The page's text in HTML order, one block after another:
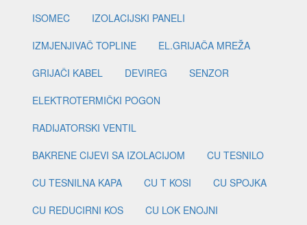
ISOMEC
IZOLACIJSKI PANELI
IZMJENJIVAČ TOPLINE
EL.GRIJAČA MREŽA
GRIJAČI KABEL
DEVIREG
SENZOR
ELEKTROTERMIČKI POGON
RADIJATORSKI VENTIL
BAKRENE CIJEVI SA IZOLACIJOM
CU TESNILO
CU TESNILNA KAPA
CU T KOSI
CU SPOJKA
CU REDUCIRNI KOS
CU LOK ENOJNI